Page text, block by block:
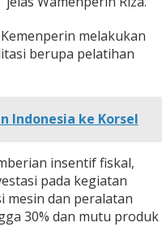
melakukan
berupa pelatihan
Indonesia ke Korsel
insentif fiskal,
pada kegiatan
dan peralatan
30% dan mutu produk